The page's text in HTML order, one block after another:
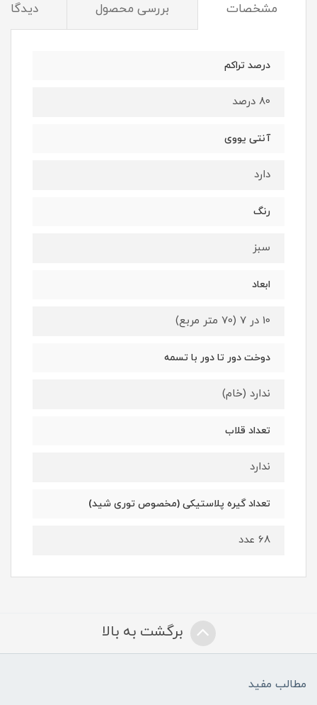
مشخصات بررسی محصول
درصد تراکم
80 درصد
آنتی یووی
دارد
رنگ
سبز
ابعاد
10 در 7 (70 متر مربع)
دوخت دور تا دور با تسمه
ندارد (خام)
تعداد قلاب
ندارد
تعداد گیره پلاستیکی (مخصوص توری شید)
68 عدد
برگشت به بالا
مطالب مفید